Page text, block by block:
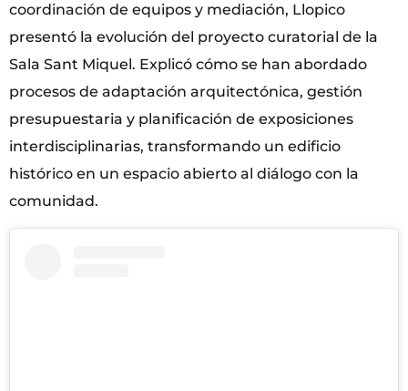
coordinación de equipos y mediación, Llopico
presentó la evolución del proyecto curatorial de la
Sala Sant Miquel. Explicó cómo se han abordado
procesos de adaptación arquitectónica, gestión
presupuestaria y planificación de exposiciones
interdisciplinarias, transformando un edificio
histórico en un espacio abierto al diálogo con la
comunidad.